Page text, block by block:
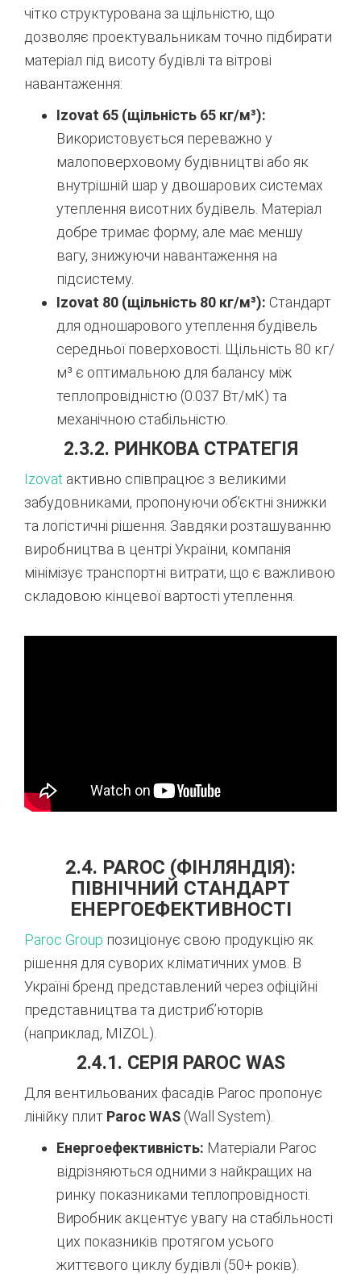
чітко структурована за щільністю, що
дозволяє проектувальникам точно підбирати
матеріал під висоту будівлі та вітрові
навантаження:
Izovat 65 (щільність 65 кг/м³):
Використовується переважно у
малоповерховому будівництві або як
внутрішній шар у двошарових системах
утеплення висотних будівель. Матеріал
добре тримає форму, але має меншу
вагу, знижуючи навантаження на
підсистему.
Izovat 80 (щільність 80 кг/м³): Стандарт
для одношарового утеплення будівель
середньої поверховості. Щільність 80 кг/
м³ є оптимальною для балансу між
теплопровідністю (0.037 Вт/мК) та
механічною стабільністю.
2.3.2. РИНКОВА СТРАТЕГІЯ
Izovat активно співпрацює з великими
забудовниками, пропонуючи об’єктні знижки
та логістичні рішення. Завдяки розташуванню
виробництва в центрі України, компанія
мінімізує транспортні витрати, що є важливою
складовою кінцевої вартості утеплення.
2.4. PAROC (ФІНЛЯНДІЯ):
ПІВНІЧНИЙ СТАНДАРТ
ЕНЕРГОЕФЕКТИВНОСТІ
Paroc Group позиціонує свою продукцію як
рішення для суворих кліматичних умов. В
Україні бренд представлений через офіційні
представництва та дистриб’юторів
(наприклад, MIZOL).
2.4.1. СЕРІЯ PAROC WAS
Для вентильованих фасадів Paroc пропонує
лінійку плит Paroc WAS (Wall System).
Енергоефективність: Матеріали Paroc
відрізняються одними з найкращих на
ринку показниками теплопровідності.
Виробник акцентує увагу на стабільності
цих показників протягом усього
життєвого циклу будівлі (50+ років).